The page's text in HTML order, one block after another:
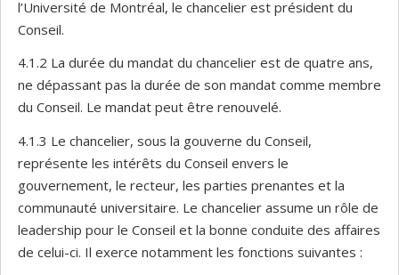
l’Université de Montréal, le chancelier est président du
Conseil.
4.1.2 La durée du mandat du chancelier est de quatre ans,
ne dépassant pas la durée de son mandat comme membre
du Conseil. Le mandat peut être renouvelé.
4.1.3 Le chancelier, sous la gouverne du Conseil,
représente les intérêts du Conseil envers le
gouvernement, le recteur, les parties prenantes et la
communauté universitaire. Le chancelier assume un rôle de
leadership pour le Conseil et la bonne conduite des affaires
de celui-ci. Il exerce notamment les fonctions suivantes :